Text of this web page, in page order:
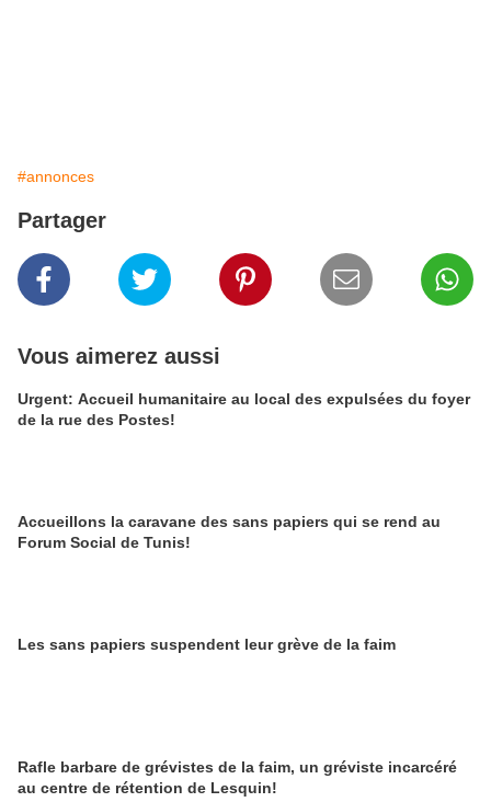
#annonces
Partager
Vous aimerez aussi
Urgent: Accueil humanitaire au local des expulsées du foyer
de la rue des Postes!
Accueillons la caravane des sans papiers qui se rend au
Forum Social de Tunis!
Les sans papiers suspendent leur grève de la faim
Rafle barbare de grévistes de la faim, un gréviste incarcéré
au centre de rétention de Lesquin!